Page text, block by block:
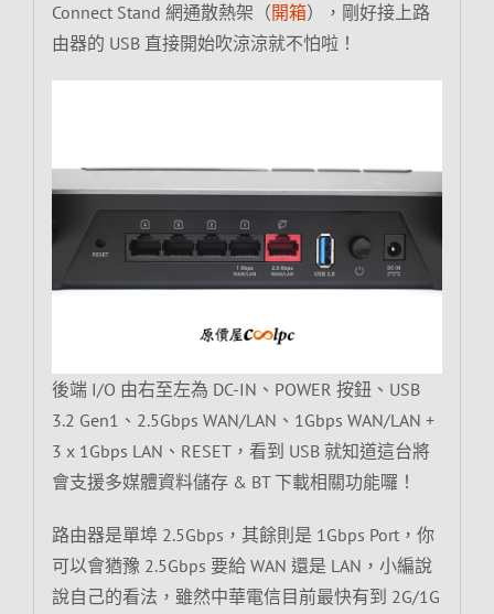
Connect Stand 網通散熱架（開箱），剛好接上路
由器的 USB 直接開始吹涼涼就不怕啦！
後端 I/O 由右至左為 DC-IN、POWER 按鈕、USB
3.2 Gen1、2.5Gbps WAN/LAN、1Gbps WAN/LAN +
3 x 1Gbps LAN、RESET，看到 USB 就知道這台將
會支援多媒體資料儲存 & BT 下載相關功能囉！
路由器是單埠 2.5Gbps，其餘則是 1Gbps Port，你
可以會猶豫 2.5Gbps 要給 WAN 還是 LAN，小編說
說自己的看法，雖然中華電信目前最快有到 2G/1G